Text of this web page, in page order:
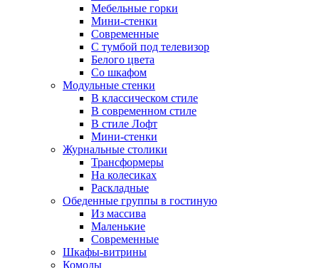
Мебельные горки
Мини-стенки
Современные
С тумбой под телевизор
Белого цвета
Со шкафом
Модульные стенки
В классическом стиле
В современном стиле
В стиле Лофт
Мини-стенки
Журнальные столики
Трансформеры
На колесиках
Раскладные
Обеденные группы в гостиную
Из массива
Маленькие
Современные
Шкафы-витрины
Комоды